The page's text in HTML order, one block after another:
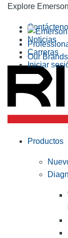
Explore Emerson
Our Brands
Noticias
Carreras
Iniciar
Productos